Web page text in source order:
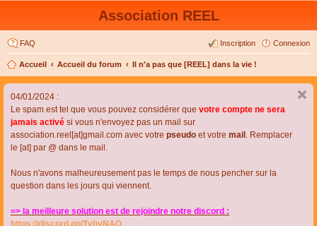
Association REEL
FAQ Connexion
Inscription
Accueil Accueil du forum Il n'a pas que [REEL] dans la vie !
04/01/2024 :
Le spam est tel que vous pouvez considérer que votre compte ne sera
jamais activé si vous n'envoyez pas un mail sur
association.reel[at]gmail.com avec votre pseudo et votre mail . Remplacer
le [at] par @ dans le mail.
Nous n'avons malheureusement pas le temps de nous pencher sur la
question dans les jours qui viennent.
=> la meilleure solution est de rejoindre notre discord :
https://discord.gg/TvhyNAQ